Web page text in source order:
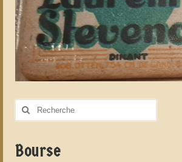
Rechercher
Bourse